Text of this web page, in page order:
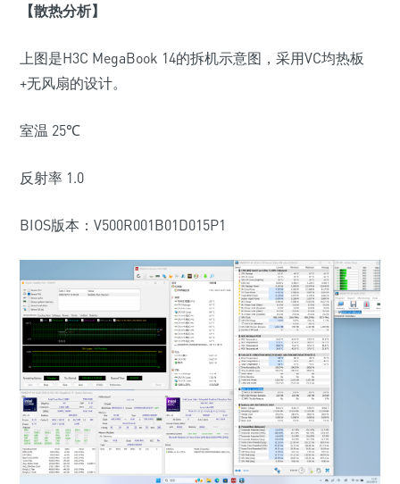
【散热分析】
上图是H3C MegaBook 14的拆机示意图，采用VC均热板
+无风扇的设计。
室温 25℃
反射率 1.0
BIOS版本： V500R001B01D015P1